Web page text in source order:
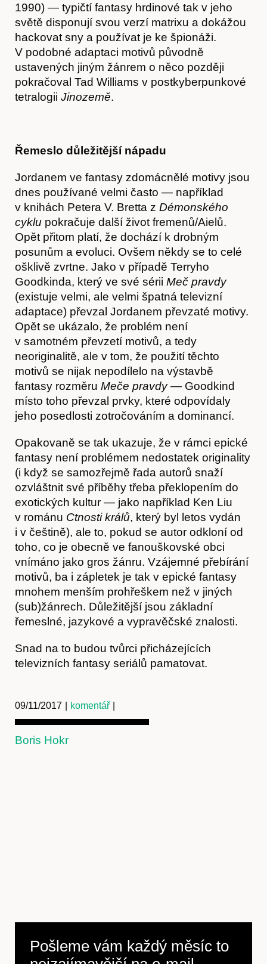
Předplatné
1990) — typičtí fantasy hrdinové tak v jeho
světě disponují svou verzí matrixu a dokážou
hackovat sny a používat je ke špionáži.
V podobné adaptaci motivů původně
ustavených jiným žánrem o něco později
pokračoval Tad Williams v postkyberpunkové
tetralogii Jinozemě.
Řemeslo důležitější nápadu
Jordanem ve fantasy zdomácnělé motivy jsou
dnes používané velmi často — například
v knihách Petera V. Bretta z Démonského
cyklu pokračuje další život fremenů/Aielů.
Opět přitom platí, že dochází k drobným
posunům a evoluci. Ovšem někdy se to celé
ošklivě zvrtne. Jako v případě Terryho
Goodkinda, který ve své sérii Meč pravdy
(existuje velmi, ale velmi špatná televizní
adaptace) převzal Jordanem převzaté motivy.
Opět se ukázalo, že problém není
v samotném převzetí motivů, a tedy
neoriginalitě, ale v tom, že použití těchto
motivů se nijak nepodílelo na výstavbě
fantasy rozměru Meče pravdy — Goodkind
místo toho převzal prvky, které odpovídaly
jeho posedlosti zotročováním a dominancí.
Opakovaně se tak ukazuje, že v rámci epické
fantasy není problémem nedostatek originality
(i když se samozřejmě řada autorů snaží
ozvláštnit své příběhy třeba překlopením do
exotických kultur — jako například Ken Liu
v románu Ctnosti králů, který byl letos vydán
i v češtině), ale to, pokud se autor odkloní od
toho, co je obecně ve fanouškovské obci
vnímáno jako gros žánru. Vzájemné přebírání
motivů, ba i zápletek je tak v epické fantasy
mnohem menším prohřeškem než v jiných
(sub)žánrech. Důležitější jsou základní
řemeslné, jazykové a vypravěčské znalosti.
Snad na to budou tvůrci přicházejících
televizních fantasy seriálů pamatovat.
09/11/2017 komentář
Boris Hokr
Pošleme vám každý měsíc to